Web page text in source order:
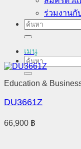
ร่วมงานกั
ค้นหา:
เมนู
ค้นหา:
Education &
DU3661Z
66,900 ฿